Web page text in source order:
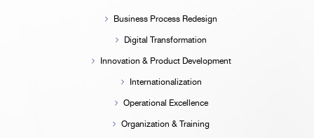
Business Process Redesign
Digital Transformation
Innovation & Product Development
Internationalization
Operational Excellence
Organization & Training